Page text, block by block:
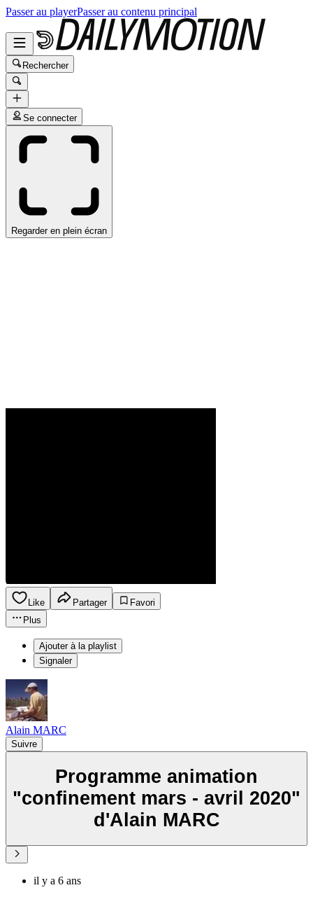
Passer au playerPasser au contenu principal
Rechercher
Se connecter
Regarder en plein écran
Like Partager
Favori
Plus
Ajouter à la playlist
Signaler
Alain MARC
Suivre
Programme animation
"confinement mars - avril 2020"
d'Alain MARC
il y a 6 ans